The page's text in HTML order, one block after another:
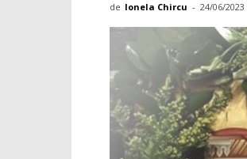
de Ionela Chircu - 24/06/2023